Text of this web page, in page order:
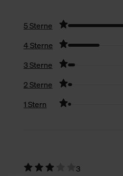
5 Sterne
4 Sterne
3 Sterne
2 Sterne
1 Stern
3